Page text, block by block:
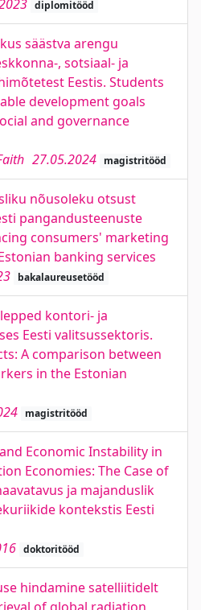
diplomitööd
säästva arengu
, sotsiaal- ja
Eestis. Students
development goals
and governance
27.05.2024 magistritööd
nõusoleku otsust
pangandusteenuste
consumers' marketing
banking services
bakalaureusetööd
kontori- ja
Eesti valitsussektoris.
A comparison between
in the Estonian
magistritööd
Economic Instability in
Economies: The Case of
ja majanduslik
kontekstis Eesti
doktoritööd
hindamine satelliitidelt